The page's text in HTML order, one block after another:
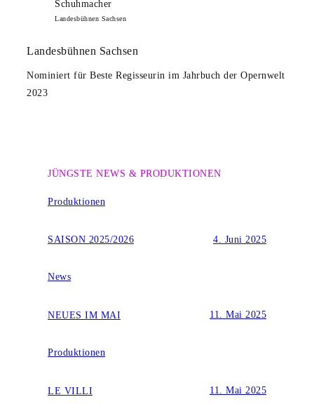
Landesbühnen Sachsen
Landesbühnen Sachsen
Nominiert für Beste Regisseurin im Jahrbuch der Opernwelt
2023
JÜNGSTE NEWS & PRODUKTIONEN
Produktionen
SAISON 2025/2026 4. Juni 2025
News
NEUES IM MAI 11. Mai 2025
Produktionen
LE VILLI 11. Mai 2025